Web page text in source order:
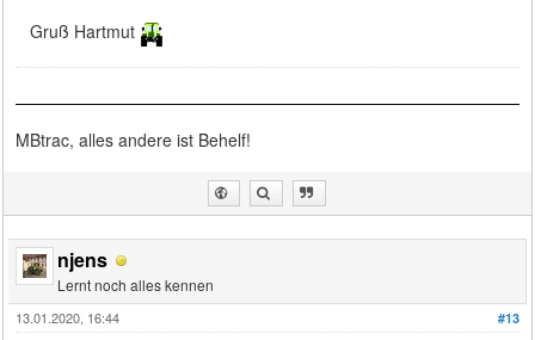
Gruß Hartmut
MBtrac, alles andere ist Behelf!
njens
Lernt noch alles kennen
#13
13.01.2020, 16:44